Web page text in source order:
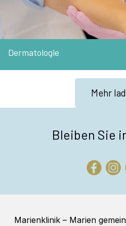
Dermatologie
Mehr
Bleiben Sie
Marienklinik – Marien